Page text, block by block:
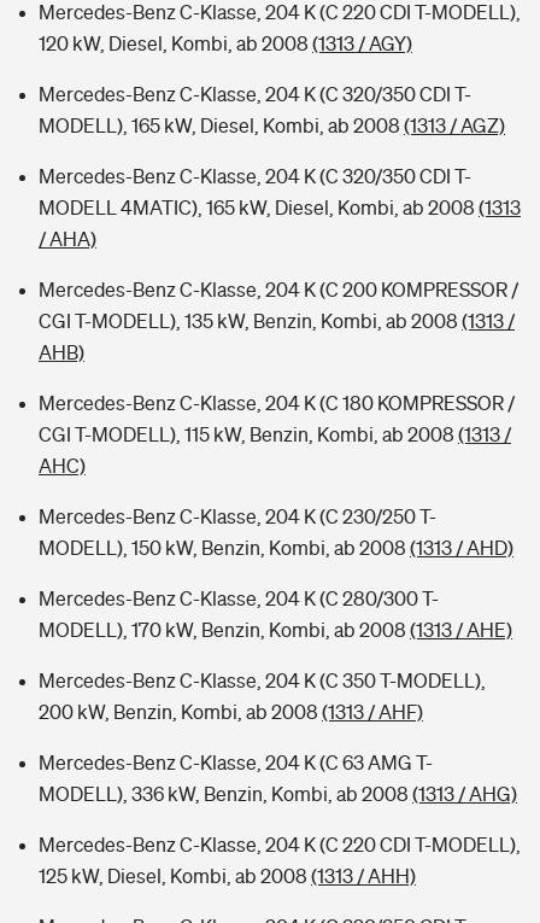
Mercedes-Benz C-Klasse, 204 K (C 220 CDI T-MODELL),
120 kW, Diesel, Kombi, ab 2008 (1313 / AGY)
Mercedes-Benz C-Klasse, 204 K (C 320/350 CDI T-
MODELL), 165 kW, Diesel, Kombi, ab 2008 (1313 / AGZ)
Mercedes-Benz C-Klasse, 204 K (C 320/350 CDI T-
MODELL 4MATIC), 165 kW, Diesel, Kombi, ab 2008 (1313
/ AHA)
Mercedes-Benz C-Klasse, 204 K (C 200 KOMPRESSOR /
CGI T-MODELL), 135 kW, Benzin, Kombi, ab 2008 (1313 /
AHB)
Mercedes-Benz C-Klasse, 204 K (C 180 KOMPRESSOR /
CGI T-MODELL), 115 kW, Benzin, Kombi, ab 2008 (1313 /
AHC)
Mercedes-Benz C-Klasse, 204 K (C 230/250 T-
MODELL), 150 kW, Benzin, Kombi, ab 2008 (1313 / AHD)
Mercedes-Benz C-Klasse, 204 K (C 280/300 T-
MODELL), 170 kW, Benzin, Kombi, ab 2008 (1313 / AHE)
Mercedes-Benz C-Klasse, 204 K (C 350 T-MODELL),
200 kW, Benzin, Kombi, ab 2008 (1313 / AHF)
Mercedes-Benz C-Klasse, 204 K (C 63 AMG T-
MODELL), 336 kW, Benzin, Kombi, ab 2008 (1313 / AHG)
Mercedes-Benz C-Klasse, 204 K (C 220 CDI T-MODELL),
125 kW, Diesel, Kombi, ab 2008 (1313 / AHH)